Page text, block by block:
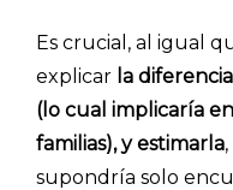
Es crucial, al igual
explicar la
(lo cual implicaría
familias), y estimarla
supondría solo